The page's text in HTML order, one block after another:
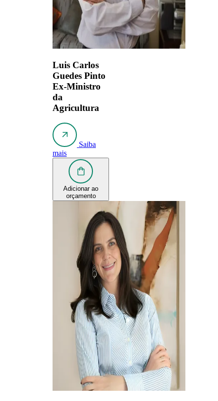
Luis Carlos
Guedes Pinto
Ex-Ministro
da
Agricultura
Saiba
mais
Adicionar ao
orçamento